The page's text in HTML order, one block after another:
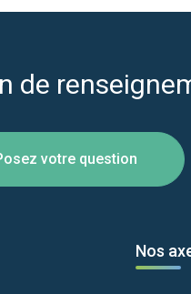
de
votre question
Nos